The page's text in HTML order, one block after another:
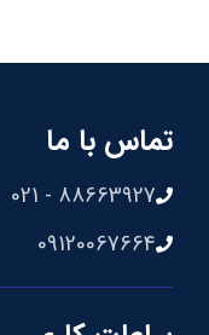
تماس با ما
88663927 - 021
09120067664